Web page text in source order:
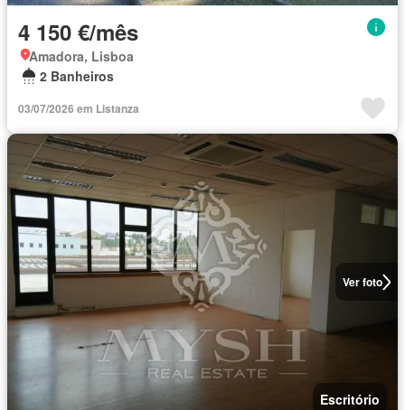
4 150 €/mês
Amadora, Lisboa
2 Banheiros
03/07/2026 em Listanza
Ver foto
Escritório